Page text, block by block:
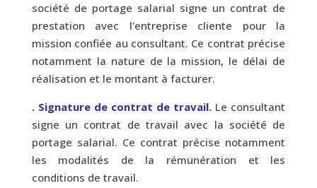
société de portage salarial signe un contrat de
prestation avec l'entreprise cliente pour la
mission confiée au consultant. Ce contrat précise
notamment la nature de la mission, le délai de
réalisation et le montant à facturer.
. Signature de contrat de travail. Le consultant
signe un contrat de travail avec la société de
portage salarial. Ce contrat précise notamment
les modalités de la rémunération et les
conditions de travail.